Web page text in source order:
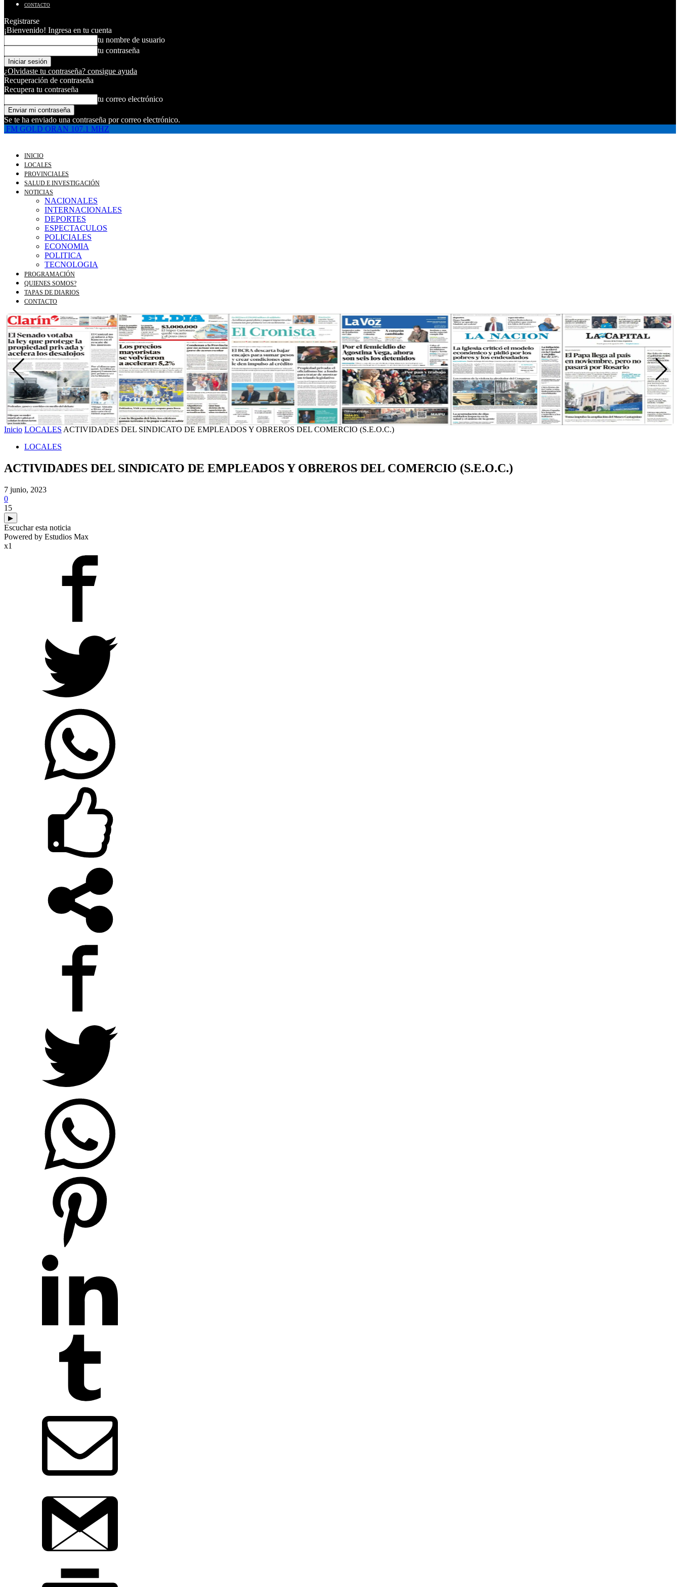
CONTACTO
Registrarse
¡Bienvenido! Ingresa en tu cuenta
tu nombre de usuario
tu contraseña
¿Olvidaste tu contraseña? consigue ayuda
Recuperación de contraseña
Recupera tu contraseña
tu correo electrónico
Se te ha enviado una contraseña por correo electrónico.
FM GOLD ORAN 107.1 MHZ
INICIO
LOCALES
PROVINCIALES
SALUD E INVESTIGACIÓN
NOTICIAS
NACIONALES
INTERNACIONALES
DEPORTES
ESPECTACULOS
POLICIALES
ECONOMIA
POLITICA
TECNOLOGIA
PROGRAMACIÓN
QUIENES SOMOS?
TAPAS DE DIARIOS
CONTACTO
Inicio LOCALES ACTIVIDADES DEL SINDICATO DE EMPLEADOS Y OBREROS DEL COMERCIO (S.E.O.C.)
LOCALES
ACTIVIDADES DEL SINDICATO DE EMPLEADOS Y OBREROS DEL COMERCIO (S.E.O.C.)
7 junio, 2023
0
15
▶
Escuchar esta noticia
Powered by Estudios Max
x1